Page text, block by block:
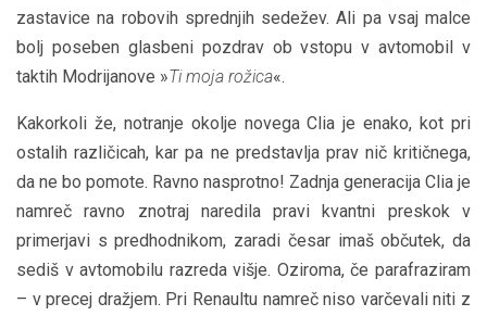
zastavice na robovih sprednjih sedežev. Ali pa vsaj malce
bolj poseben glasbeni pozdrav ob vstopu v avtomobil v
taktih Modrijanove »Ti moja rožica«.
Kakorkoli že, notranje okolje novega Clia je enako, kot pri
ostalih različicah, kar pa ne predstavlja prav nič kritičnega,
da ne bo pomote. Ravno nasprotno! Zadnja generacija Clia je
namreč ravno znotraj naredila pravi kvantni preskok v
primerjavi s predhodnikom, zaradi česar imaš občutek, da
sediš v avtomobilu razreda višje. Oziroma, če parafraziram
– v precej dražjem. Pri Renaultu namreč niso varčevali niti z